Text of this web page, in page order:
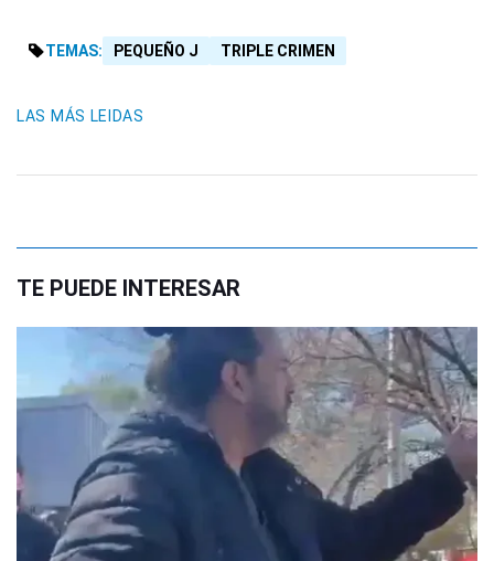
TEMAS: PEQUEÑO J TRIPLE CRIMEN
LAS MÁS LEIDAS
TE PUEDE INTERESAR